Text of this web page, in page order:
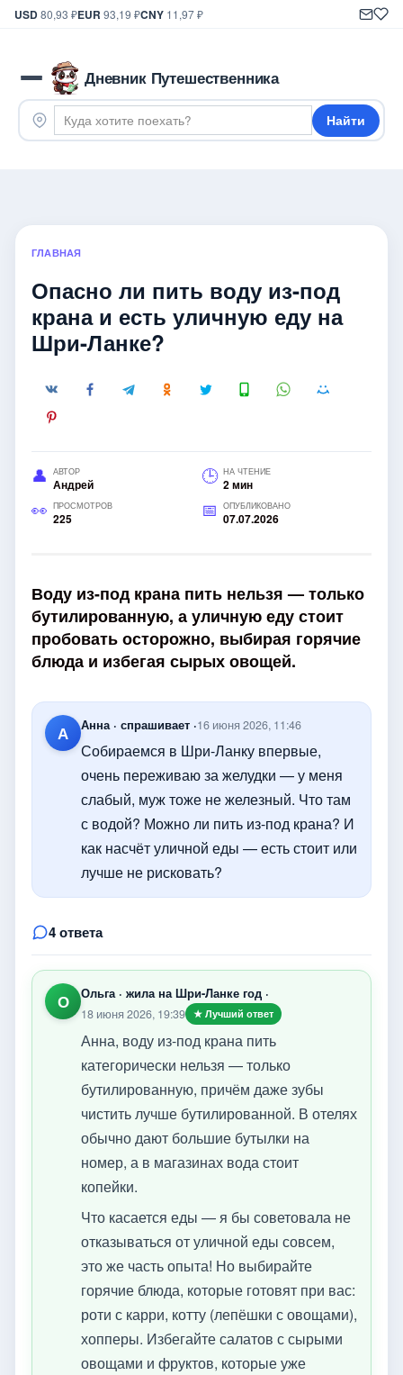
USD80,93 ₽EUR 93,19 ₽CNY 11,97 ₽
Дневник Путешественника
Найти
ГЛАВНАЯ
Опасно ли пить воду из-под
крана и есть уличную еду на
Шри-Ланке?
АВТОР
Андрей
НА ЧТЕНИЕ
2 мин
ПРОСМОТРОВ
225
ОПУБЛИКОВАНО
07.07.2026
Воду из-под крана пить нельзя — только
бутилированную, а уличную еду стоит
пробовать осторожно, выбирая горячие
блюда и избегая сырых овощей.
А Анна · спрашивает ·16 июня 2026, 11:46
Собираемся в Шри-Ланку впервые,
очень переживаю за желудки — у меня
слабый, муж тоже не железный. Что там
с водой? Можно ли пить из-под крана? И
как насчёт уличной еды — есть стоит или
лучше не рисковать?
4 ответа
О Ольга · жила на Шри-Ланке год ·
18 июня 2026, 19:39 ★ Лучший ответ
Анна, воду из-под крана пить
категорически нельзя — только
бутилированную, причём даже зубы
чистить лучше бутилированной. В отелях
обычно дают большие бутылки на
номер, а в магазинах вода стоит
копейки.
Что касается еды — я бы советовала не
отказываться от уличной еды совсем,
это же часть опыта! Но выбирайте
горячие блюда, которые готовят при вас:
роти с карри, котту (лепёшки с овощами),
хопперы. Избегайте салатов с сырыми
овощами и фруктов, которые уже